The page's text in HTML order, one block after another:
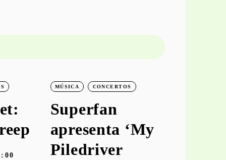
MÚSICA CONCERTOS
Superfan
apresenta ‘My
Piledriver